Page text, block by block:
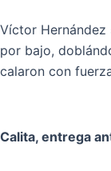
Víctor
por bajo,
calaron con
Calita, entrega